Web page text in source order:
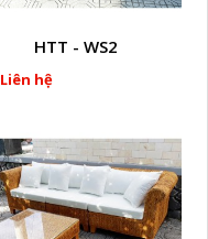
HTT - WS2
Liên hệ